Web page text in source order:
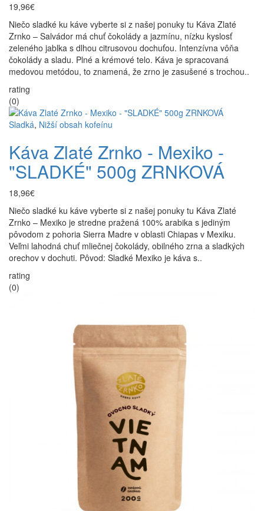
19,96€
Niečo sladké ku káve vyberte si z našej ponuky tu Káva Zlaté
Zrnko – Salvádor má chuť čokolády a jazmínu, nízku kyslosť
zeleného jablka s dlhou citrusovou dochuťou. Intenzívna vôňa
čokolády a sladu. Plné a krémové telo. Káva je spracovaná
medovou metódou, to znamená, že zrno je zasušené s trochou..
rating
(0)
Sladká, Nižší obsah kofeínu
Káva Zlaté Zrnko - Mexiko -
"SLADKÉ" 500g ZRNKOVÁ
18,96€
Niečo sladké ku káve vyberte si z našej ponuky tu Káva Zlaté
Zrnko – Mexiko je stredne pražená 100% arabika s jediným
pôvodom z pohoria Sierra Madre v oblasti Chiapas v Mexiku.
Veľmi lahodná chuť mliečnej čokolády, obilného zrna a sladkých
orechov v dochuti. Pôvod: Sladké Mexiko je káva s..
rating
(0)